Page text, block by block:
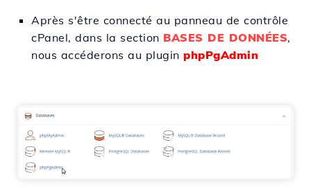
Après s'être connecté au panneau de contrôle
cPanel, dans la section BASES DE DONNÉES,
nous accéderons au plugin phpPgAdmin